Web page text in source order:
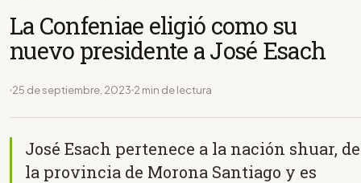
La Confeniae eligió como su
nuevo presidente a José Esach
25 de septiembre, 2023 2 min de lectura
José Esach pertenece a la nación shuar, de
la provincia de Morona Santiago y es